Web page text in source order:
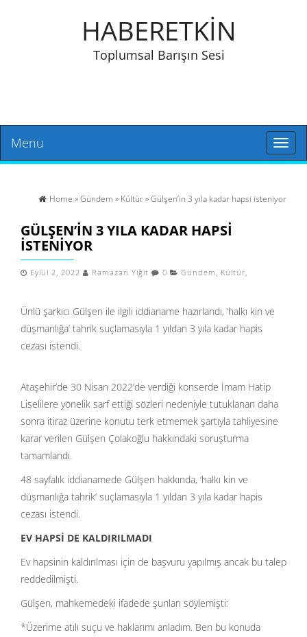
HABERETKİN
Toplumsal Barışın Sesi
Toggle
Menu
Home »Gündem » Kültür» Gülşen’in 3 yıla kadar hapsi isteniyor
GÜLŞEN’IN 3 YILA KADAR HAPSI
ISTENIYOR
Eylül 2, 2022 Ramazan Yiğit 0 Gündem , Kültür,
Ünlü şarkıcı Gülşen ile ilgili iddianame hazırlandı, ‘halkı kin ve
düşmanlığa’ tahrik suçlamasıyla 1 yıldan 3 yıla kadar hapis
cezası istendi.
Ataşehir’de 30 Nisan 2022’de verdiği konserde İmam Hatip
Liselilere yönelik sarf ettiği sözleri nedeniyle tutuklanan daha
sonra itiraz üzerine konutu terk etmemek şartıyla tahliyesine
karar verilen Gülşen Çolakoğlu hakkındaki soruşturma
tamamlandı.
48 sayfalık iddianamede Gülşen hakkında, ‘halkı kin ve
düşmanlığa tahrik’ suçlamasıyla 1 yıldan 3 yıla kadar hapis
cezası istendi.
EV HAPSİ DE KALDIRILMADI
Ev hapsinin kaldırılması için de başvuru yapılmış ancak bu talep
reddedilmişti.
Gülşen, mahkemedeki ifadede şunları söylemişti:
*Üzerime atılı suçu ve haklarımı anladım. Ben bu konuda